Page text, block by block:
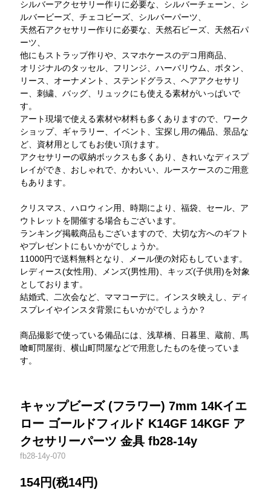
シルバーアクセサリー作りに必要な、シルバーチェーン、シ
ルバービーズ、チェコビーズ、シルバーパーツ、
天然石アクセサリー作りに必要な、天然石ビーズ、天然石パ
ーツ、
他にもストラップ作りや、スマホケースのデコ用商品、
オリジナルのタッセル、フリンジ、ハーバリウム、ボタン、
リース、オーナメント、ステンドグラス、ヘアアクセサリ
ー、刺繍、バッグ、リュックにも使える素材がいっぱいで
す。
アート現場で使える素材や材料も多くありますので、ワーク
ショップ、ギャラリー、イベント、宝探し用の備品、景品な
ど、資材用としてもお使い頂けます。
アクセサリーの収納ボックスも多くあり、きれいなディスプ
レイができ、おしゃれで、かわいい、ルースケースのご用意
もあります。
クリスマス、ハロウィン用、時期により、福袋、セール、ア
ウトレットを開催する場合もございます。
ランキング掲載商品もございますので、大切な方へのギフト
やプレゼントにもいかがでしょうか。
11000円で送料無料となり、メール便の対応もしています。
レディース(女性用)、メンズ(男性用)、キッズ(子供用)を対象
としております。
結婚式、二次会など、ママコーデに。インスタ映えし、ディ
スプレイやインスタ背景にもいかがでしょうか？
商品撮影で使っている備品には、浅草橋、日暮里、蔵前、馬
喰町問屋街、横山町問屋などで用意したものを使っていま
す。
キャップビーズ (フラワー) 7mm 14Kイエ
ロー ゴールドフィルド K14GF 14KGF ア
クセサリーパーツ 金具 fb28-14y
fb28-14y-070
154円(税14円)